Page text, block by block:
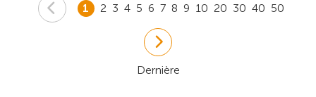
1 2 3 4 5 6 7 8 9 10 20 30 40 50
Dernière